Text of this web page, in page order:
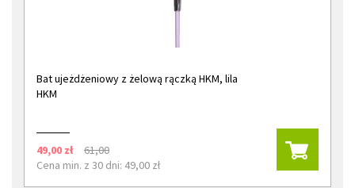
Bat ujeżdżeniowy z żelową rączką HKM, lila
HKM
49,00 zł
61,00
Cena min. z 30 dni: 49,00 zł